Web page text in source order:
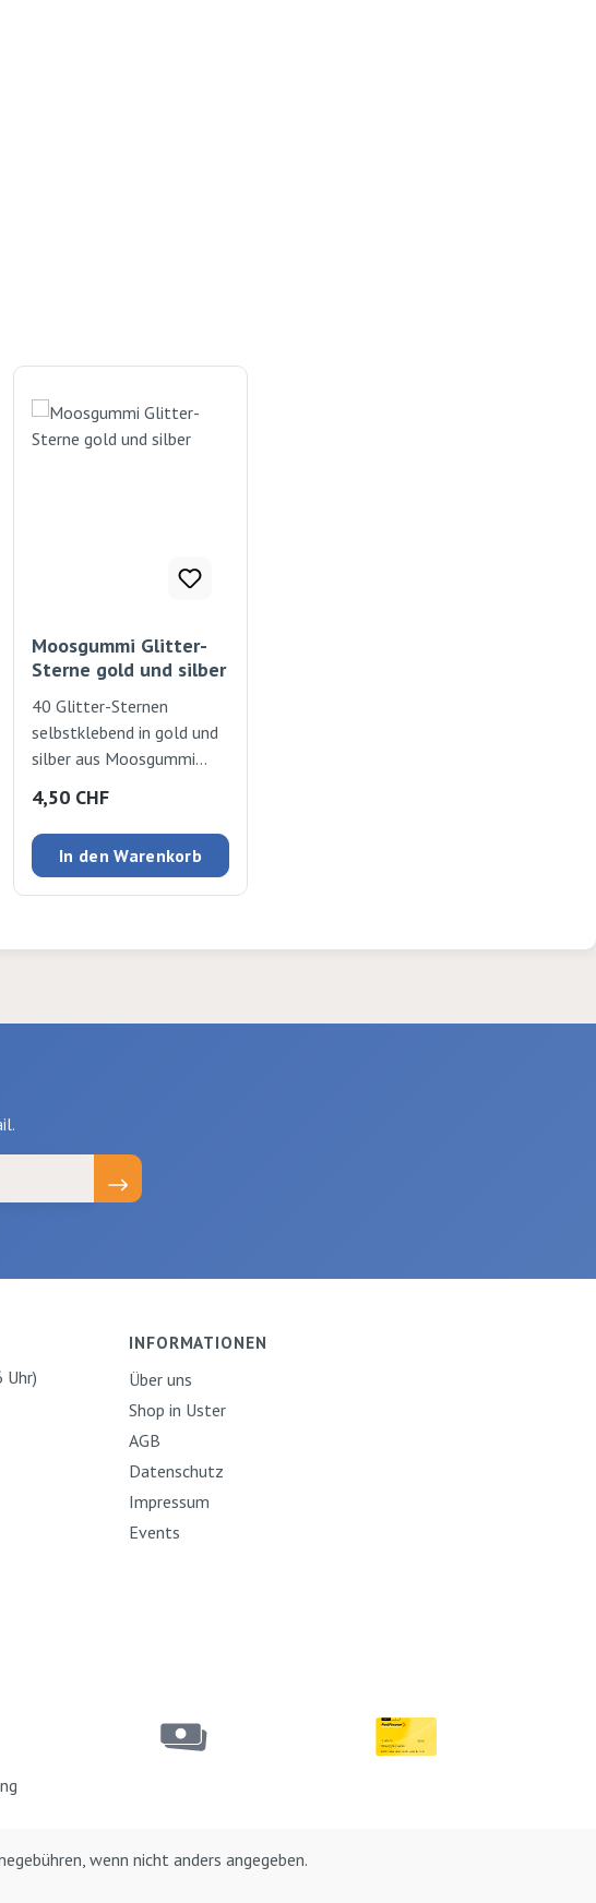
Moosgummi Glitter-
Sterne gold und silber
40 Glitter-Sternen
selbstklebend in gold und
silber aus Moosgummi
Dekorieren. Ø15-45 mm
Regulärer Preis:
4,50 CHF
In den Warenkorb
INFORMATIONEN
Über uns
Shop in Uster
AGB
Datenschutz
Impressum
Events
wenn nicht anders angegeben.